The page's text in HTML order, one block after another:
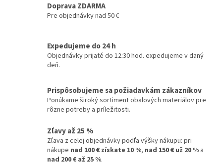
Doprava ZDARMA
Pre objednávky nad 50 €
Expedujeme do 24 h
Objednávky prijaté do 12:30 hod. expedujeme v daný
deň.
Prispôsobujeme sa požiadavkám zákazníkov
Ponúkame široký sortiment obalových materiálov pre
rôzne potreby a príležitosti.
Zľavy až 25 %
Zľava z celej objednávky podľa výšky nákupu: pri
nákupe nad 100 € získate 10 %, nad 150 € už 20 % a
nad 200 € až 25 %.